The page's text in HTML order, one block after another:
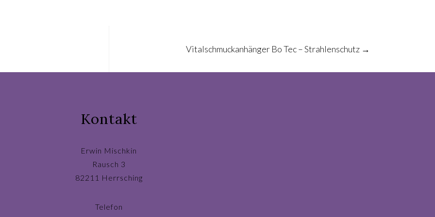
Vitalschmuckanhänger Bo Tec – Strahlenschutz →
Kontakt
Erwin Mischkin
Rausch 3
82211 Herrsching
Telefon